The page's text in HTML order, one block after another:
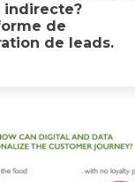
indirecte?
de
de leads.